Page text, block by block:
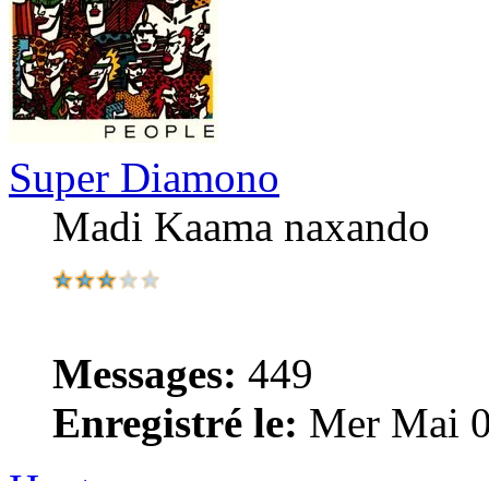
Super Diamono
Madi Kaama naxando
Messages: 449
Enregistré le: Mer Mai